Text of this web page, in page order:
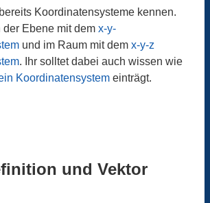
Koordinatensysteme kennen.
der Ebene mit dem x-y-
und im Raum mit dem x-y-z
. Ihr solltet dabei auch wissen wie
Koordinatensystem einträgt.
und Vektor